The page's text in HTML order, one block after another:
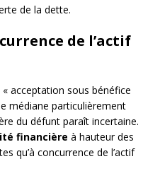
de la dette.
de l’actif
acceptation sous bénéfice
médiane particulièrement
du défunt paraît incertaine.
financière à hauteur des
qu’à concurrence de l’actif